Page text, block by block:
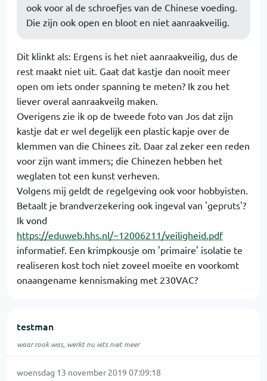
ook voor al de schroefjes van de Chinese voeding.
Die zijn ook open en bloot en niet aanraakveilig.
Dit klinkt als: Ergens is het niet aanraakveilig, dus de
rest maakt niet uit. Gaat dat kastje dan nooit meer
open om iets onder spanning te meten? Ik zou het
liever overal aanraakveilg maken.
Overigens zie ik op de tweede foto van Jos dat zijn
kastje dat er wel degelijk een plastic kapje over de
klemmen van die Chinees zit. Daar zal zeker een reden
voor zijn want immers; die Chinezen hebben het
weglaten tot een kunst verheven.
Volgens mij geldt de regelgeving ook voor hobbyisten.
Betaalt je brandverzekering ook ingeval van 'gepruts'?
Ik vond
https://eduweb.hhs.nl/~12006211/veiligheid.pdf
informatief. Een krimpkousje om 'primaire' isolatie te
realiseren kost toch niet zoveel moeite en voorkomt
onaangename kennismaking met 230VAC?
testman
waar rook was, werkt nu iets niet meer
woensdag 13 november 2019 07:09:18